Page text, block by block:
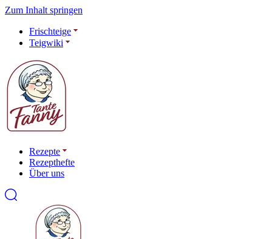
Zum Inhalt springen
Frischteige
Teigwiki
Rezepte
Rezepthefte
Über uns